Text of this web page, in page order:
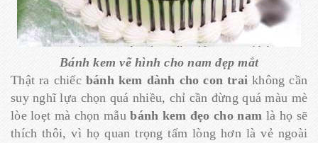
Bánh kem vẽ hình cho nam đẹp mắt
Thật ra chiếc bánh kem dành cho con trai không cần
suy nghĩ lựa chọn quá nhiều, chỉ cần đừng quá màu mè
lòe loẹt mà chọn mẫubánh kem đẹo cho nam là họ sẽ
thích thôi, vì họ quan trọng tấm lòng hơn là vẻ ngoài